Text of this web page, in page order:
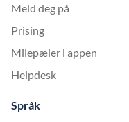
Meld deg på
Prising
Milepæler i appen
Helpdesk
Språk